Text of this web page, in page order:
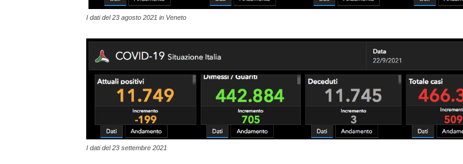
I dati del 23 agosto 2021 in Veneto
I dati del 23 settembre 2021